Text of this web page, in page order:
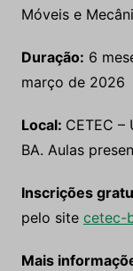
Móveis e
Duração: 6
março de 2026
Local: CETEC
BA. Aulas
Inscrições
pelo site cetec-
Mais